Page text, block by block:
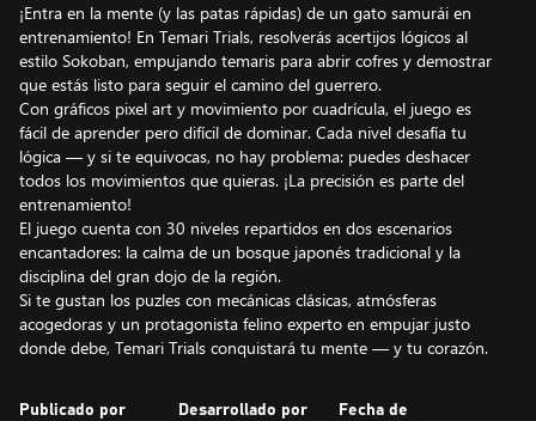
¡Entra en la mente (y las patas rápidas) de un gato samurái en
entrenamiento! En Temari Trials, resolverás acertijos lógicos al
estilo Sokoban, empujando temaris para abrir cofres y demostrar
que estás listo para seguir el camino del guerrero.
Con gráficos pixel art y movimiento por cuadrícula, el juego es
fácil de aprender pero difícil de dominar. Cada nivel desafía tu
lógica — y si te equivocas, no hay problema: puedes deshacer
todos los movimientos que quieras. ¡La precisión es parte del
entrenamiento!
El juego cuenta con 30 niveles repartidos en dos escenarios
encantadores: la calma de un bosque japonés tradicional y la
disciplina del gran dojo de la región.
Si te gustan los puzles con mecánicas clásicas, atmósferas
acogedoras y un protagonista felino experto en empujar justo
donde debe, Temari Trials conquistará tu mente — y tu corazón.
Publicado por Desarrollado por
Fecha de